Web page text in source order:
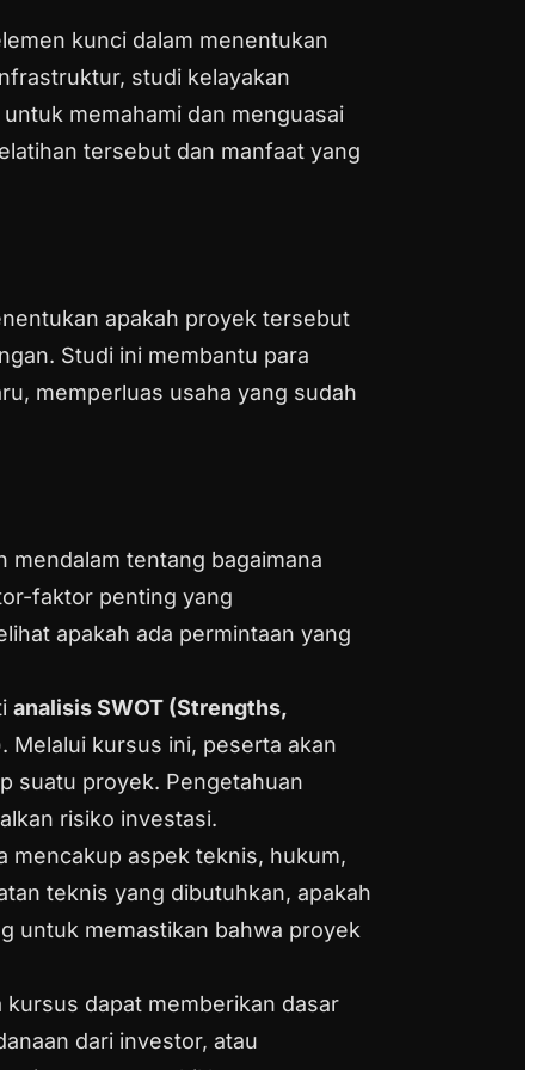
kunci dalam menentukan
studi kelayakan
memahami dan menguasai
tersebut dan manfaat yang
apakah proyek tersebut
Studi ini membantu para
memperluas usaha yang sudah
mendalam tentang bagaimana
faktor penting yang
apakah ada permintaan yang
analisis SWOT (Strengths,
. Melalui kursus ini, peserta akan
suatu proyek. Pengetahuan
risiko investasi.
mencakup aspek teknis, hukum,
teknis yang dibutuhkan, apakah
untuk memastikan bahwa proyek
dapat memberikan dasar
dari investor, atau